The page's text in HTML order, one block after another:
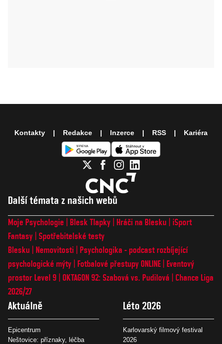
Další témata z našich webů
Moje Psychologie Blesk Tlapky Hráči na Blesku
iSport
Fantasy Spotřebitelské testy
Blesku
Nemovitosti
Psychologika - podcast rozbíjející
psychologické mýty
Fotbalové přestupy ONLINE
Eventový
prostor Level 9 OKTAGON 92: Szabová vs. Pudilová
Chance Liga
2026/27
Aktuálně
Epicentrum
Neštovice: příznaky, léčba
Léto 2026
Karlovarský filmový festival
2026
Kontakty Redakce Inzerce RSS Kariéra